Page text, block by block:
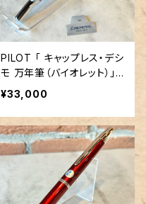
PILOT 「 キャップレス・デシ
モ 万年筆（バイオレット）」／
字幅EF／18金ペン先
¥33,000